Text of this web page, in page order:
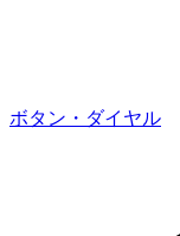
ボタン・ダイヤル